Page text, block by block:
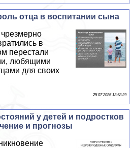
отца в воспитании сына
в
перестали
любящими
для своих
25 07 2026 13:58:29
у детей и подростков
и прогнозы